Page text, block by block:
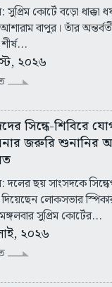
সুপ্রিম কোর্টে বড়ো
বাপুর। তাঁর
২০২৬
সিন্ধে-শিবিরে
জরুরি শুনানির
দলের ছয় সাংসদকে
লোকসভার
সুপ্রিম কোর্টের...
২০২৬